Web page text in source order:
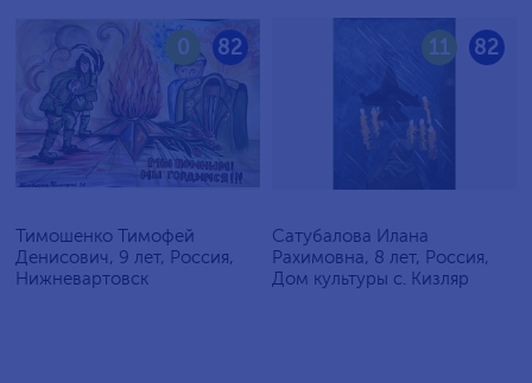
82
0
Тимошенко Тимофей
Денисович, 9 лет, Россия,
Нижневартовск
82
11
Сатубалова Илана
Рахимовна, 8 лет, Россия,
Дом культуры с. Кизляр